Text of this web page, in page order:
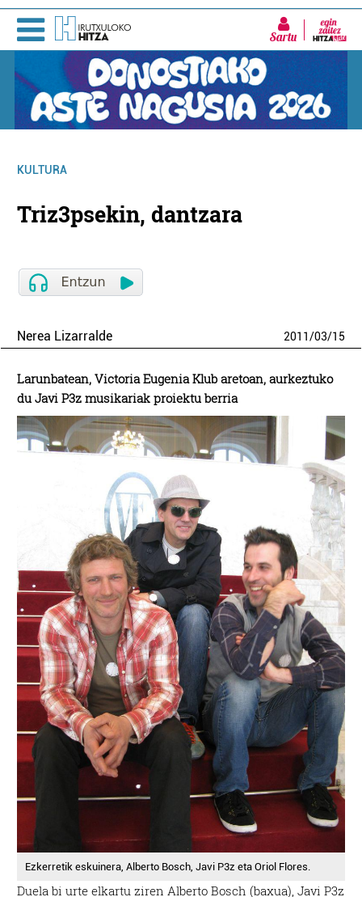
Sartu
KULTURA
Triz3psekin, dantzara
Nerea Lizarralde 2011/03/15
Larunbatean, Victoria Eugenia Klub aretoan, aurkeztuko
du Javi P3z musikariak proiektu berria
Ezkerretik eskuinera, Alberto Bosch, Javi P3z eta Oriol Flores.
Duela bi urte elkartu ziren Alberto Bosch (baxua), Javi P3z